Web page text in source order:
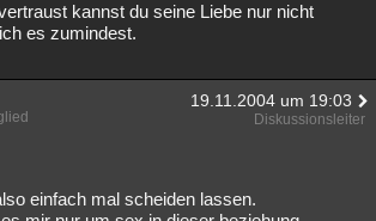
kannst du seine Liebe nur nicht
es zumindest.
19.11.2004 um 19:03
Diskussionsleiter
einfach mal scheiden lassen.